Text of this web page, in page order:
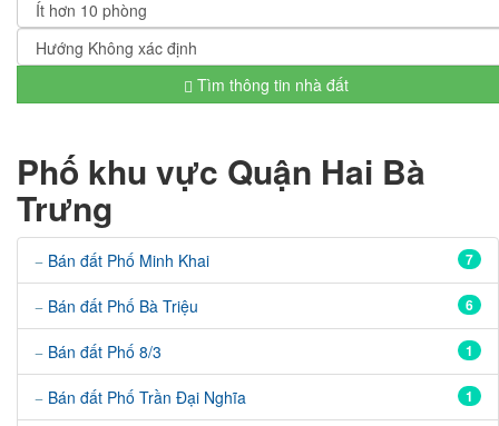
Tìm thông tin nhà đất
Phố khu vực Quận Hai Bà
Trưng
7
Bán đất Phố Minh Khai
6
Bán đất Phố Bà Triệu
1
Bán đất Phố 8/3
1
Bán đất Phố Trần Đại Nghĩa